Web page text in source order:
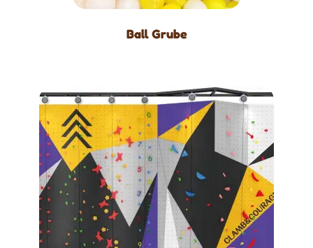
Ball Grube